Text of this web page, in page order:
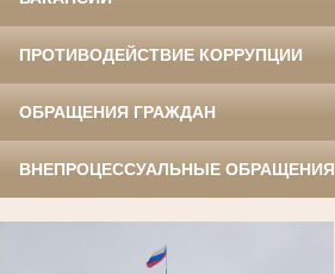
ПРОТИВОДЕЙСТВИЕ КОРРУПЦИИ
ОБРАЩЕНИЯ ГРАЖДАН
ВНЕПРОЦЕССУАЛЬНЫЕ ОБРАЩЕНИЯ